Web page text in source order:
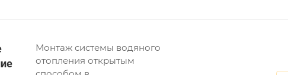
Монтаж системы водяного
отопления открытым